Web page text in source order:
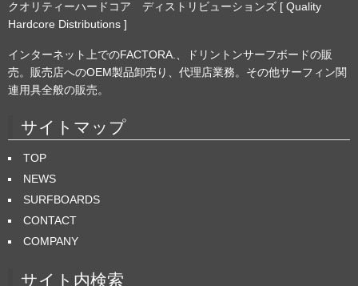
クオリティーハードコア ディストリビューションズ [ Quality
Hardcore Distributions ]
インターネット上でのFACTORA.、ドリントンサーフボードの販
売。販売店へのOEM製品卸売り、代理店業務。その他サーフィン関
連用具全般の販売。
サイトマップ
TOP
NEWS
SURFBOARDS
CONTACT
COMPANY
サイト内検索